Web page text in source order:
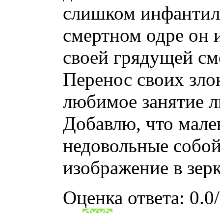
слишком
смертном одре он
своей грядущей
Перенос своих
любимое занятие
Добавлю, что
недовольные
изображение в
Оценка ответа: 0.0/